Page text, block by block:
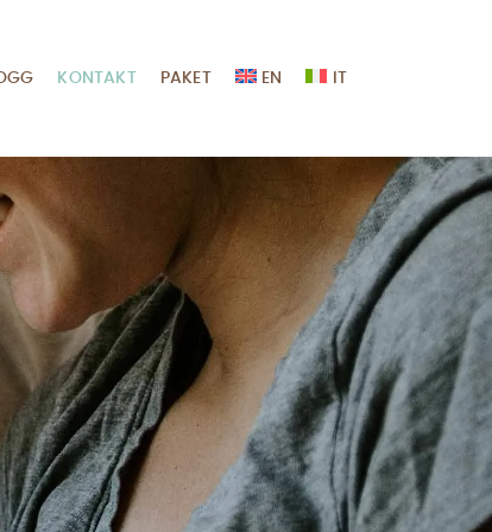
KONTAKT PAKET EN